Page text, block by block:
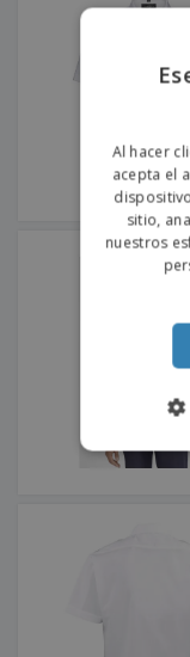
Al hacer
acepta el
sitio,
nuestros